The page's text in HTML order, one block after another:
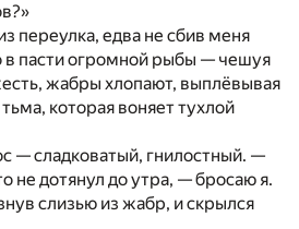
переулка, едва не сбив меня
в пасти огромной рыбы — чешуя
жабры хлопают, выплёвывая
которая воняет тухлой
— сладковатый, гнилостный. —
не дотянул до утра, — бросаю я.
слизью из жабр, и скрылся